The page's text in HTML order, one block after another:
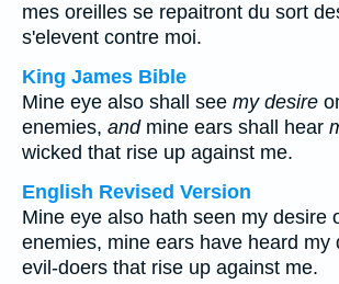
mes oreilles se repaitront du sort
s'elevent contre moi.
King James Bible
Mine eye also shall see my desire
enemies, andmine ears shall hear
wicked that rise up against me.
English Revised Version
Mine eye also hath seen my desire
enemies, mine ears have heard my
evil-doers that rise up against me.